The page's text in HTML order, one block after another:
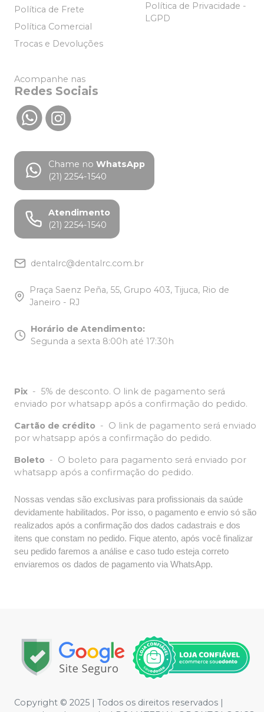
Política de Frete
Política Comercial
Trocas e Devoluções
Política de Privacidade -
LGPD
Acompanhe nas
Redes Sociais
Chame no WhatsApp
(21) 2254-1540
Atendimento
(21) 2254-1540
dentalrc@dentalrc.com.br
Praça Saenz Peña, 55, Grupo 403, Tijuca, Rio de
Janeiro - RJ
Horário de Atendimento:
Segunda a sexta 8:00h até 17:30h
Pix - 5% de desconto. O link de pagamento será
enviado por whatsapp após a confirmação do pedido.
Cartão de crédito - O link de pagamento será enviado
por whatsapp após a confirmação do pedido.
Boleto - O boleto para pagamento será enviado por
whatsapp após a confirmação do pedido.
Nossas vendas são exclusivas para profissionais da saúde
devidamente habilitados. Por isso, o pagamento e envio só são
realizados após a confirmação dos dados cadastrais e dos
itens que constam no pedido. Fique atento, após você finalizar
seu pedido faremos a análise e caso tudo esteja correto
enviaremos os dados de pagamento via WhatsApp.
Copyright © 2025 | Todos os direitos reservados |